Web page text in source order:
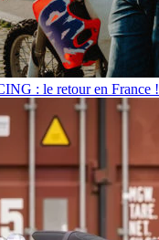
: le retour en France !